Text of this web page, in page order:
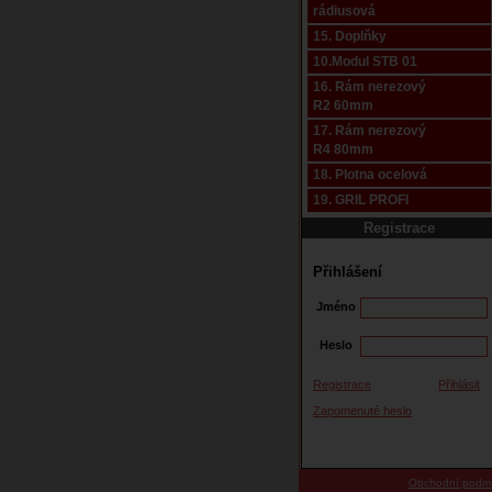
rádiusová
15. Doplňky
10.Modul STB 01
16. Rám nerezový
R2 60mm
17. Rám nerezový
R4 80mm
18. Plotna ocelová
19. GRIL PROFI
Registrace
Přihlášení
Jméno
Heslo
Registrace
Přihlásit
Zapomenuté heslo
Obchodní